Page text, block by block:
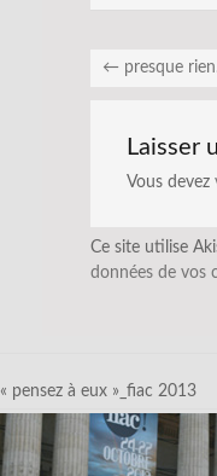
← presque
Laisser
Vous devez
Ce site utilise
données de vos
« pensez à eux »_fiac 2013